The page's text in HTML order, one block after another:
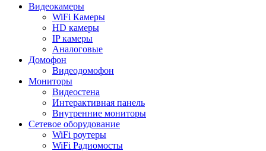
Видеокамеры
WiFi Камеры
HD камеры
IP камеры
Аналоговые
Домофон
Видеодомофон
Мониторы
Видеостена
Интерактивная панель
Внутренние мониторы
Сетевое оборудование
WiFi роутеры
WiFi Радиомосты